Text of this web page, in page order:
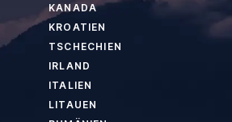
KANADA
KROATIEN
TSCHECHIEN
IRLAND
ITALIEN
LITAUEN